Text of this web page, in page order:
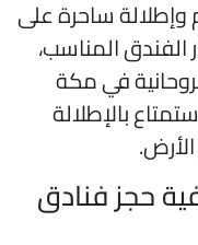
ساحرة على
المناسب،
في مكة
بالإطلالة
حجز فنادق